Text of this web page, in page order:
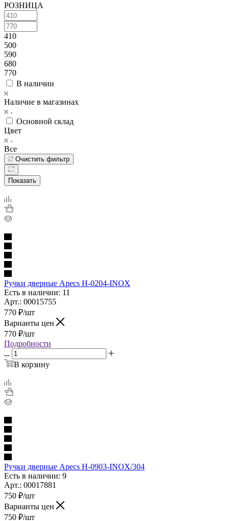
РОЗНИЦА
410
500
590
680
770
В наличии
Наличие в магазинах
Основной склад
Цвет
Все
Очистить фильтр
Показать
Ручки дверные Apecs H-0204-INOX
Есть в наличии: 11
Арт.: 00015755
770 ₽/шт
Варианты цен
770 ₽/шт
Подробности
В корзину
Ручки дверные Apecs H-0903-INOX/304
Есть в наличии: 9
Арт.: 00017881
750 ₽/шт
Варианты цен
750 ₽/шт